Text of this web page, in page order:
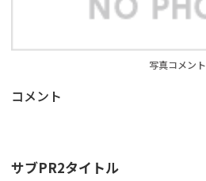
写真コメント
コメント
サブPR2タイトル